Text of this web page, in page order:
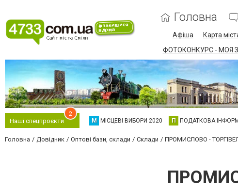
Головна
Афіша Карта
ФОТОКОНКУРС - МОЯ
Наші спецпроєкти
2
М МІСЦЕВІ ВИБОРИ 2020 П ПОДАТКОВА
Головна Довідник Оптові бази, склади Склади ПРОМИСЛОВО -